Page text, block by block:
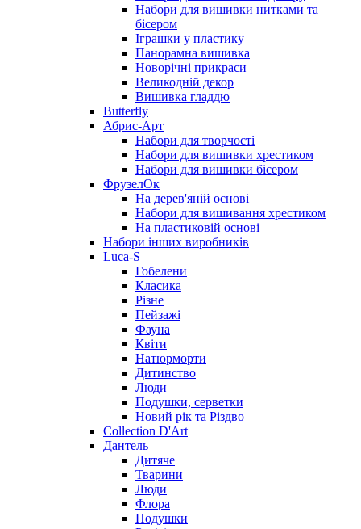
Набори для вишивки нитками та
бісером
Іграшки у пластику
Панорамна вишивка
Новорічні прикраси
Великодній декор
Вишивка гладдю
Butterfly
Абрис-Арт
Набори для творчості
Набори для вишивки хрестиком
Набори для вишивки бісером
ФрузелОк
На дерев'яній основі
Набори для вишивання хрестиком
На пластиковій основі
Набори інших виробників
Luca-S
Гобелени
Класика
Різне
Пейзажі
Фауна
Квіти
Натюрморти
Дитинство
Люди
Подушки, серветки
Новий рік та Різдво
Collection D'Art
Дантель
Дитяче
Тварини
Люди
Флора
Подушки